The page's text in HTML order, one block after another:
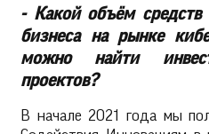
- Какой объём
бизнеса на рынке
можно найти
проектов?
В начале 2021 года мы